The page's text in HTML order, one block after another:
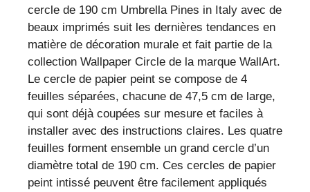
cercle de 190 cm Umbrella Pines in Italy avec de
beaux imprimés suit les dernières tendances en
matière de décoration murale et fait partie de la
collection Wallpaper Circle de la marque WallArt.
Le cercle de papier peint se compose de 4
feuilles séparées, chacune de 47,5 cm de large,
qui sont déjà coupées sur mesure et faciles à
installer avec des instructions claires. Les quatre
feuilles forment ensemble un grand cercle d’un
diamètre total de 190 cm. Ces cercles de papier
peint intissé peuvent être facilement appliqués